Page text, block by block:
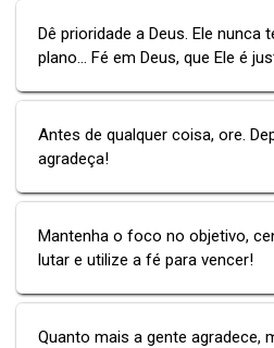
Dê prioridade a Deus. Ele nunca
plano... Fé em Deus, que Ele é
Antes de qualquer coisa, ore.
agradeça!
Mantenha o foco no objetivo,
lutar e utilize a fé para vencer!
Quanto mais a gente agradece,